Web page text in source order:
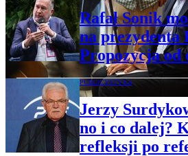
Rafał Sonik
na prezydenta
Propozycja od
PUBLICYSTYKA
Jerzy
no i co dalej?
refleksji po